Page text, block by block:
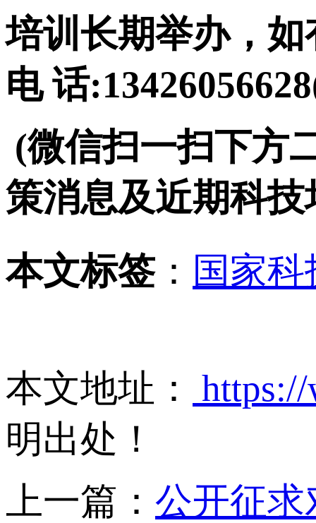
培训长期举办，
电 话
(微信扫一扫下方
策消息及近期科
本文标签： 国家
本文地址：
明出处！
上一篇： 公开征